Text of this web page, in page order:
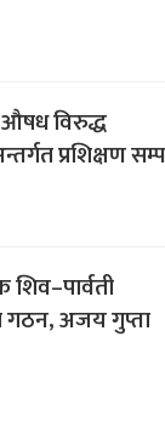
विरुद्ध
प्रशिक्षण
गठन, अजय गुप्ता